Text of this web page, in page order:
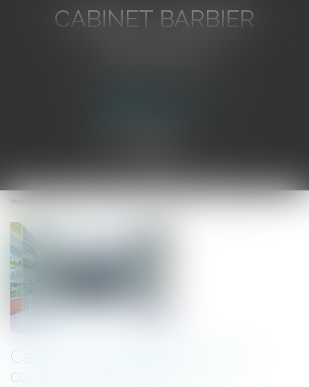
CABINET BARBIER
Ouvrir
le
Vous êtes ici :
Canal + et BeIn Sports: pas de
concurrence déloyale